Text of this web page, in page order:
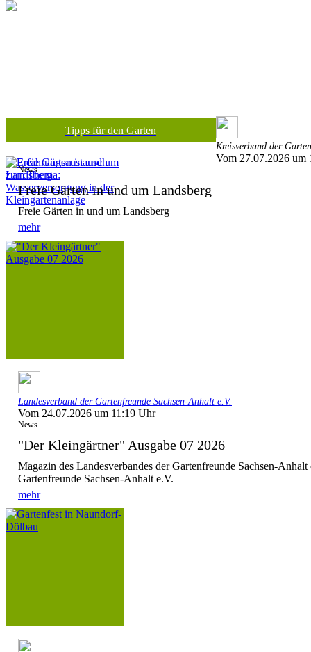
Tipps für den Garten
Kreisverband der
Vom 27.07.2026 um
News
Freie Gärten in und um Landsberg
Freie Gärten in und um Landsberg
mehr
Landesverband der Gartenfreunde Sachsen-Anhalt e.V.
Vom 24.07.2026 um 11:19 Uhr
News
"Der Kleingärtner" Ausgabe 07 2026
Magazin des Landesverbandes der Gartenfreunde Sachsen-
Gartenfreunde Sachsen-Anhalt e.V.
mehr